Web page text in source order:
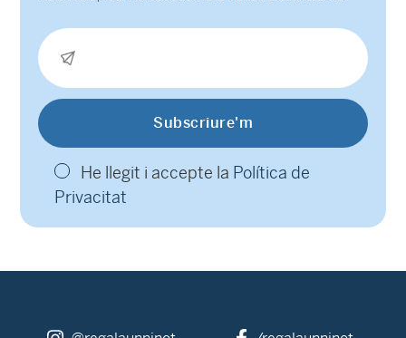
He llegit i accepte la Política de
Privacitat